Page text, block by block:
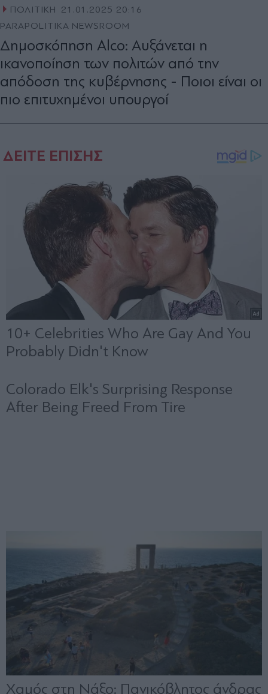
ΠΟΛΙΤΙΚΗ
21.01.2025 20:16
PARAPOLITIKA NEWSROOM
Δημοσκόπηση Alcο: Αυξάνεται η
ικανοποίηση των πολιτών από την
απόδοση της κυβέρνησης - Ποιοι είναι οι
πιο επιτυχημένοι υπουργοί